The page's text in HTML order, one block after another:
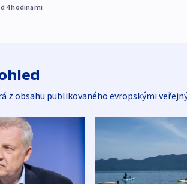
4hodinami
z obsahu publikovaného evropskými